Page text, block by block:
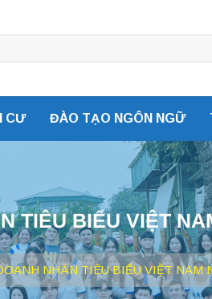
CƯ ĐÀO TẠO NGÔN NGỮ
TIÊU BIỂU VIỆT
NHÂN TIÊU BIỂU VIỆT NAM